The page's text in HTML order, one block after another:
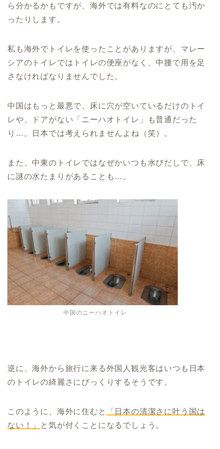
ら分かるかもですが、海外では有料なのにとても汚か
ったりします。
私も海外でトイレを使ったことがありますが、マレー
シアのトイレではトイレの便座がなく、中腰で用を足
さなければなりませんでした。
中国はもっと最悪で、床に穴が空いているだけのトイ
レや、ドアがない「ニーハオトイレ」も普通だった
り…。日本では考えられませんよね（笑）。
また、中東のトイレではなぜかいつも水びだしで、床
に謎の水たまりがあることも…。
中国のニーハオトイレ
逆に、海外から旅行に来る外国人観光客はいつも日本
のトイレの綺麗さにびっくりするそうです。
このように、海外に住むと
「日本の清潔さに叶う国は
ない！」
と気が付くことになるでしょう。